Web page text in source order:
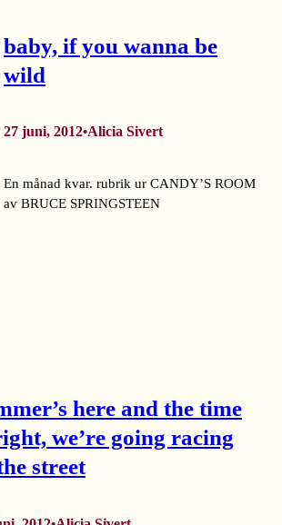
baby, if you wanna be
wild
27 juni, 2012•Alicia Sivert
En månad kvar. rubrik ur CANDY’S ROOM
av BRUCE SPRINGSTEEN
here and the time
we’re going racing
street